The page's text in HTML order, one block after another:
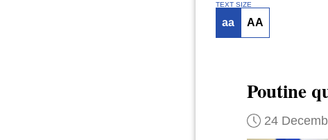
TEXT SIZE
aa AA
Poutine
24